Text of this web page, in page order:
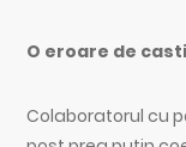
O eroare de
Colaboratorul cu